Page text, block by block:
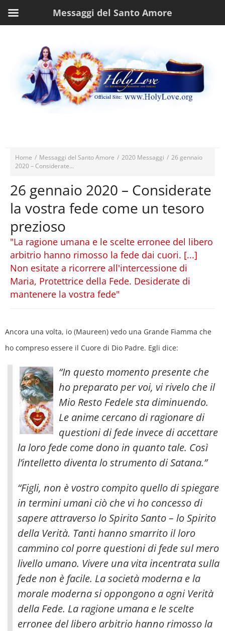
Home / Messaggi del Santo Amore / 2020 Messaggi / 26 gennaio
2020 – Considerate...
26 gennaio 2020 – Considerate
la vostra fede come un tesoro
prezioso
"La ragione umana e le scelte erronee del libero
arbitrio hanno rimosso la fede dai cuori. [...]
Non esitate a ricorrere all'intercessione di
Maria, Protettrice della Fede. Desiderate di
mantenere la vostra fede"
Ancora una volta, io (Maureen) vedo una Grande Fiamma che
ho compreso essere il Cuore di Dio Padre. Egli dice:
“In questo momento presente che
ho preparato per voi, vi rivelo che il
Mio Resto Fedele sta diminuendo.
Le anime cercano di ragionare di
questioni di fede invece di accettare
la loro fede come dono in quanto tale. Così
l’intelletto diventa lo strumento di Satana.”
“Figli, non è vostro compito quello di spiegare
in termini umani ciò che vi ho concesso di
sapere attraverso lo Spirito Santo – lo Spirito
della Verità. Tanti hanno smarrito il loro
cammino col porre questioni di fede sul mero
livello umano. Vivere una vita incentrata sulla
fede non è facile. La società moderna e la
morale moderna si oppongono a ogni Verità
della Fede. La ragione umana e le scelte
erronee del libero arbitrio hanno rimosso la
Messaggi del Santo Amore